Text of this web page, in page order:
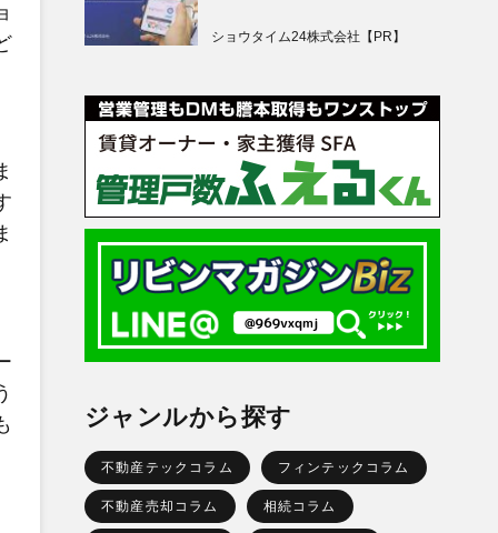
ショウタイム24株式会社【PR】
ジャンルから探す
不動産テックコラム フィンテックコラム
不動産売却コラム 相続コラム